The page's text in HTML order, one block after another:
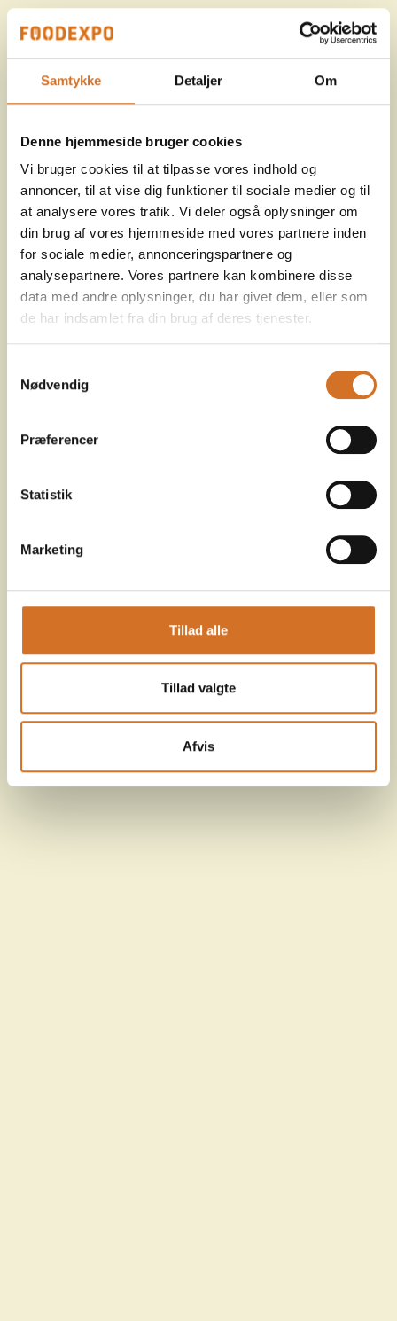
Samtykke Detaljer Om
Denne hjemmeside bruger cookies
Vi bruger cookies til at tilpasse vores indhold og
annoncer, til at vise dig funktioner til sociale medier og til
at analysere vores trafik. Vi deler også oplysninger om
din brug af vores hjemmeside med vores partnere inden
for sociale medier, annonceringspartnere og
analysepartnere. Vores partnere kan kombinere disse
data med andre oplysninger, du har givet dem, eller som
de har indsamlet fra din brug af deres tjenester.
Nødvendig
Præferencer
Statistik
Marketing
Tillad alle
Tillad valgte
Afvis